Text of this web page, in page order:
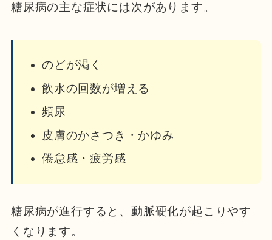
糖尿病の主な症状には次があります。
のどが渇く
飲水の回数が増える
頻尿
皮膚のかさつき・かゆみ
倦怠感・疲労感
糖尿病が進行すると、動脈硬化が起こりやす
くなります。